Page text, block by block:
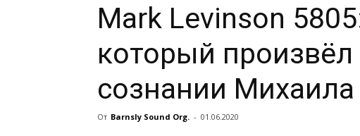
Mark Levinson
который
сознании
От Barnsly Sound Org. - 01.06.2020